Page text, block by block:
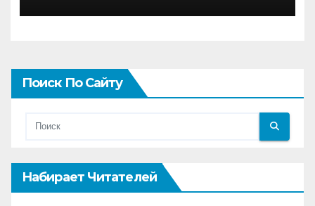
Поиск По Сайту
Набирает Читателей